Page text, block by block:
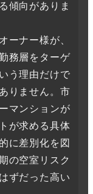
傾向がありま
ーナー様が、
務層をターゲ
う理由だけで
りません。市
マンションが
が求める具体
に差別化を図
の空室リスク
ずだった高い